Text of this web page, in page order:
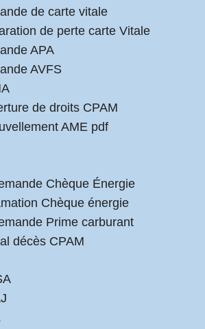
de carte vitale
de perte carte Vitale
APA
AVFS
de droits CPAM
AME pdf
Chèque Énergie
Chèque énergie
Prime carburant
décès CPAM